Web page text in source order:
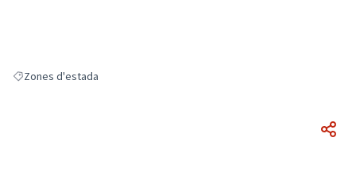
Resultats en filtrar per: Zones d'estada
Zones d'estada